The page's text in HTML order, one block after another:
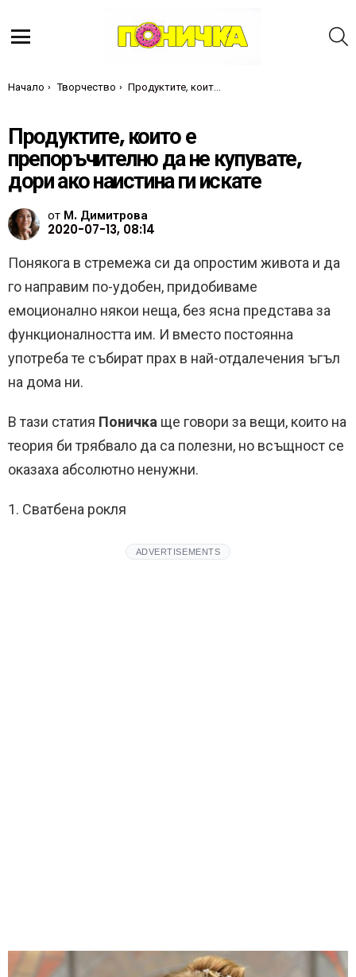
Ти си тук:
Начало Творчество Продуктите, които е препоръчително да не купувате, дори ако наистина ги искате
Продуктите, които е
препоръчително да не купувате,
дори ако наистина ги искате
от М. Димитрова
2020-07-13, 08:14
Понякога в стремежа си да опростим живота и да
го направим по-удобен, придобиваме
емоционално някои неща, без ясна представа за
функционалността им. И вместо постоянна
употреба те събират прах в най-отдалечения ъгъл
на дома ни.
В тази статия Поничка ще говори за вещи, които на
теория би трябвало да са полезни, но всъщност се
оказаха абсолютно ненужни.
1. Сватбена рокля
ADVERTISEMENTS